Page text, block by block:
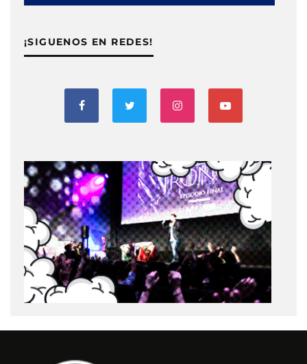
¡SIGUENOS EN REDES!